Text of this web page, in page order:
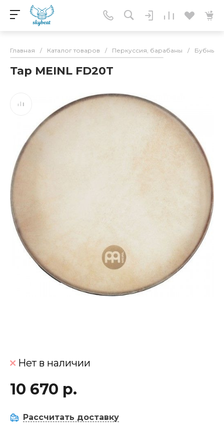
Главная / Каталог товаров / Перкуссия, барабаны / Бубны
Тар MEINL FD20T
Нет в наличии
10 670 р.
Рассчитать доставку